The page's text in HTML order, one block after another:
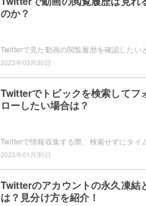
のか？
2023年03月30日
Twitterでトピックを検索してフ
ローしたい場合は？
2023年01月30日
Twitterのアカウントの永久凍結
は？見分け方を紹介！